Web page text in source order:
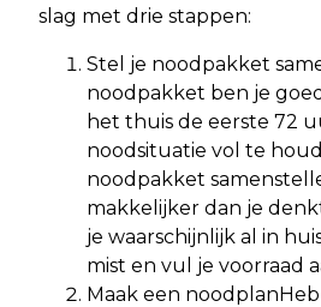
slag met drie stappen:
Stel je noodpakket
noodpakket ben je
het thuis de eerste 72
noodsituatie vol te
noodpakket
makkelijker dan je
je waarschijnlijk al in
mist en vul je voorraad
Maak een